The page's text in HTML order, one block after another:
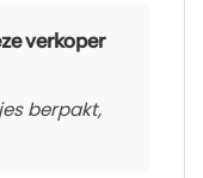
verkoper
berpakt,